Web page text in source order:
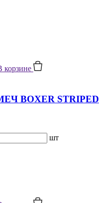
корзине
BOXER STRIPED
шт